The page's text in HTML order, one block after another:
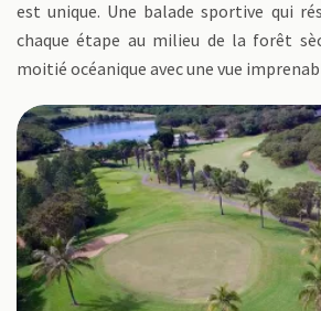
est unique. Une balade sportive qui
chaque étape au milieu de la forêt
moitié océanique avec une vue